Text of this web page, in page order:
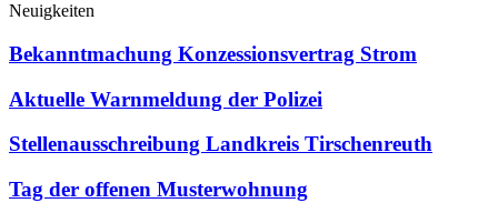
Neuigkeiten
Bekanntmachung Konzessionsvertrag Strom
Aktuelle Warnmeldung der Polizei
Stellenausschreibung Landkreis Tirschenreuth
Tag der offenen Musterwohnung